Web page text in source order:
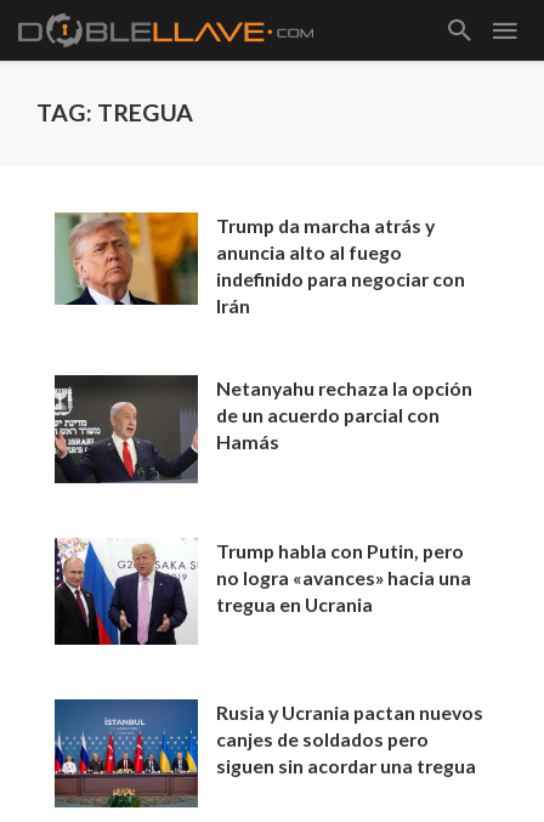
TAG: TREGUA
Trump da marcha atrás y
anuncia alto al fuego
indefinido para negociar con
Irán
Netanyahu rechaza la opción
de un acuerdo parcial con
Hamás
Trump habla con Putin, pero
no logra «avances» hacia una
tregua en Ucrania
Rusia y Ucrania pactan nuevos
canjes de soldados pero
siguen sin acordar una tregua